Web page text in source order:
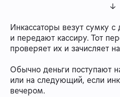
↓
Инкассаторы везут сумку с
и передают кассиру. Тот
проверяет их и зачисляет
Обычно деньги поступают
или на следующий, если
вечером.